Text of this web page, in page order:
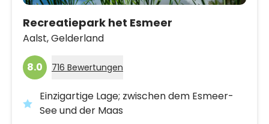
Recreatiepark het Esmeer
Aalst,Gelderland
8.0 716 Bewertungen
Einzigartige Lage; zwischen dem Esmeer-
See und der Maas